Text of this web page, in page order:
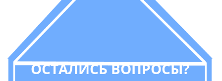
ОСТАЛИСЬ ВОПРОСЫ?